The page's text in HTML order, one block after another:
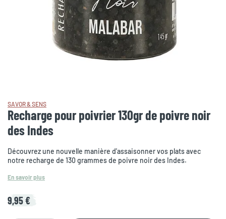
SAVOR & SENS
Recharge pour poivrier 130gr de poivre noir
des Indes
Découvrez une nouvelle manière d'assaisonner vos plats avec
notre recharge de 130 grammes de poivre noir des Indes.
En savoir plus
9,95 €